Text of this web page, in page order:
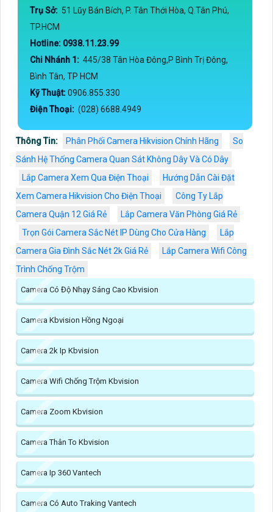
Trụ Sở: 51 Lũy Bán Bích, P. Tân Thới Hòa, Q.Tân Phú,
TP.HCM
Hotline: 0938.11.23.99
Chi Nhánh 1: 445/38 Tân Hòa Đông,P Bình Trị Đông,
Bình Tân, TP HCM
Kỹ Thuật:0906.855.330
Điện Thoại: (028) 6688.4949
Thông Tin: Phân Phối Camera Hikvision Chính Hãng
So
Sánh Hệ Thống Camera Quan Sát Không Dây Và Có Dây
Lắp Camera Xem Qua Điện Thoại
Hướng Dẫn Cài Đặt
Xem Camera Hikvision Cho Điện Thoại
Công Ty Lắp
Camera Quận 12 Giá Rẻ
Lắp Camera Văn Phòng Giá Rẻ
Trọn Gói Camera Sắc Nét IP Dùng Cho Cửa Hàng
Lắp
Camera Gia Đình Sắc Nét 2k Giá Rẻ
Lắp Camera Wifi Công
Trình Chống Trộm
Camera Có Độ Nhạy Sáng Cao Kbvision
Camera Kbvision Hồng Ngoại
Camera 2k Ip Kbvision
Camera Wifi Chống Trộm Kbvision
Camera Zoom Kbvision
Camera Thân To Kbvision
Camera Ip 360 Vantech
Camera Có Auto Traking Vantech